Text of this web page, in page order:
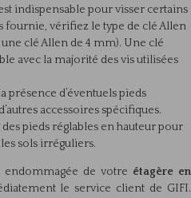
indispensable pour visser certains
fournie, vérifiez le type de clé Allen
clé Allen de 4 mm). Une clé
avec la majorité des vis utilisées
présence d’éventuels pieds
accessoires spécifiques.
pieds réglables en hauteur pour
sols irréguliers.
endommagée de votre étagère en
le service client de GIFI.